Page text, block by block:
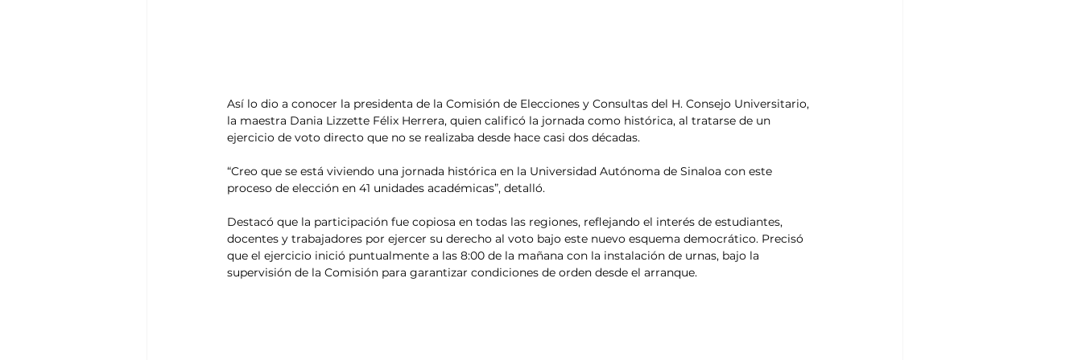
Así lo dio a conocer la presidenta de la Comisión de Elecciones y Consultas del H. Consejo Universitario,
la maestra Dania Lizzette Félix Herrera, quien calificó la jornada como histórica, al tratarse de un
ejercicio de voto directo que no se realizaba desde hace casi dos décadas.
“Creo que se está viviendo una jornada histórica en la Universidad Autónoma de Sinaloa con este
proceso de elección en 41 unidades académicas”, detalló.
Destacó que la participación fue copiosa en todas las regiones, reflejando el interés de estudiantes,
docentes y trabajadores por ejercer su derecho al voto bajo este nuevo esquema democrático. Precisó
que el ejercicio inició puntualmente a las 8:00 de la mañana con la instalación de urnas, bajo la
supervisión de la Comisión para garantizar condiciones de orden desde el arranque.